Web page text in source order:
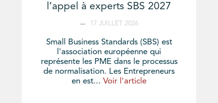
l’appel à experts SBS 2027
17 JUILLET 2026
Small Business Standards (SBS) est
l'association européenne qui
représente les PME dans le processus
de normalisation. Les Entrepreneurs
en est... Voir l'article